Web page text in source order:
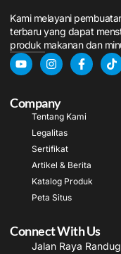
Kami melayani
terbaru yang dapat
produk makanan dan
Company
Tentang Kami
Legalitas
Sertifikat
Artikel & Berita
Katalog Produk
Peta Situs
Connect With Us
Jalan Raya